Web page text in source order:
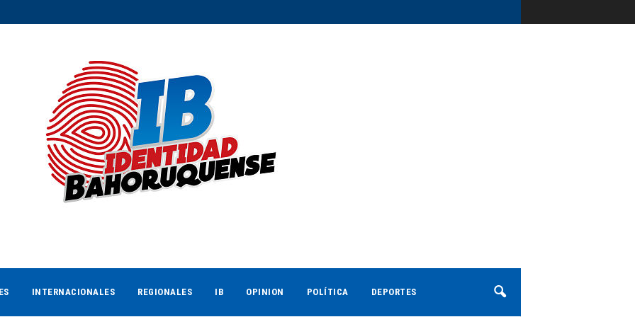
INTERNACIONALES REGIONALES IB OPINION POLÍTICA DEPORTES